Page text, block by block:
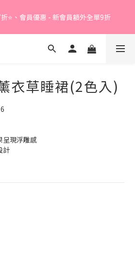
⭐、會員優惠 - 新會員額外全單9折
Sale - 精選睡衣買2件折❤️
衣草睡裙(2色入)
呈現浮雕感
計